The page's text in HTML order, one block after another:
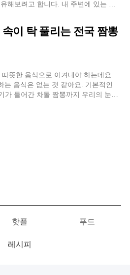
해보려고 합니다. 내 주변에 있는 짬
이 탁 풀리는 전국 짬뽕
뜻한 음식으로 이겨내야 하는데요.
는 음식은 없는 것 같아요. 기본적인
가 들어간 차돌 짬뽕까지 우리의 눈길
핫플 푸드
레시피